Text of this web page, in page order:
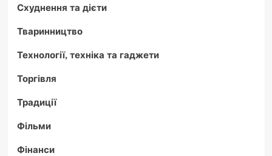
Схуднення та дієти
Тваринництво
Технології, техніка та гаджети
Торгівля
Традиції
Фільми
Фінанси